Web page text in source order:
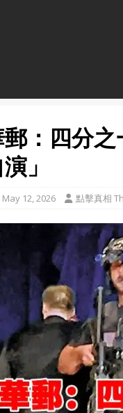
：四分
」
May 12, 2026 點擊真相